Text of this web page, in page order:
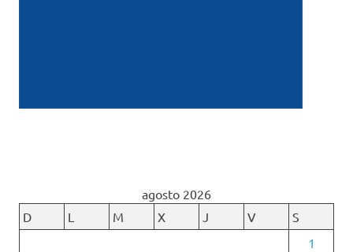
agosto 2026
D
L M X J V
S
1